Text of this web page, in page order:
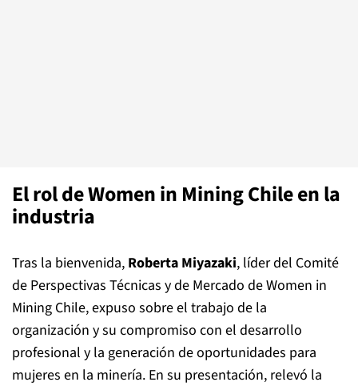
El rol de Women in Mining Chile en la
industria
Tras la bienvenida, Roberta Miyazaki, líder del Comité
de Perspectivas Técnicas y de Mercado de Women in
Mining Chile, expuso sobre el trabajo de la
organización y su compromiso con el desarrollo
profesional y la generación de oportunidades para
mujeres en la minería. En su presentación, relevó la